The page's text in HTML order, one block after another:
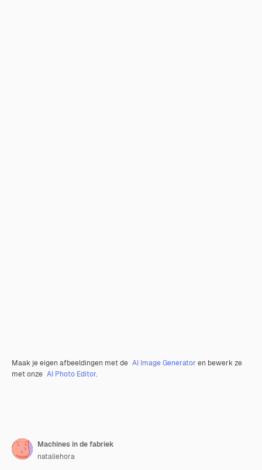
Maak je eigen afbeeldingen met de AI Image Generator en bewerk ze
met onze AI Photo Editor.
Machines in de fabriek
nataliehora